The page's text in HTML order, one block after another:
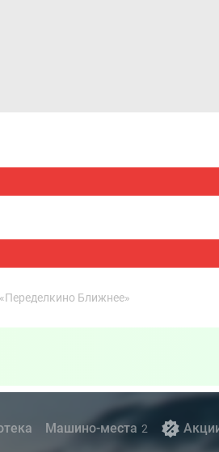
Ближнее»
Машино-места 2